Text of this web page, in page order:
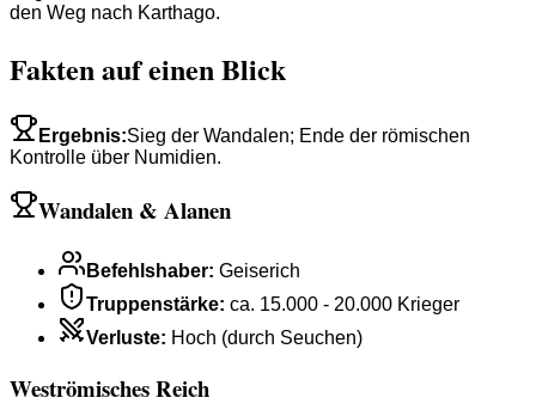
den Weg nach Karthago.
Fakten auf einen Blick
Ergebnis:Sieg der Wandalen; Ende der römischen
Kontrolle über Numidien.
Wandalen & Alanen
Befehlshaber: Geiserich
Truppenstärke: ca. 15.000 - 20.000 Krieger
Verluste: Hoch (durch Seuchen)
Weströmisches Reich